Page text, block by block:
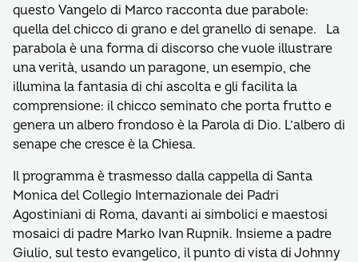
questo Vangelo di Marco racconta due parabole:
quella del chicco di grano e del granello di senape. La
parabola è una forma di discorso che vuole illustrare
una verità, usando un paragone, un esempio, che
illumina la fantasia di chi ascolta e gli facilita la
comprensione: il chicco seminato che porta frutto e
genera un albero frondoso è la Parola di Dio. L’albero di
senape che cresce è la Chiesa.
Il programma è trasmesso dalla cappella di Santa
Monica del Collegio Internazionale dei Padri
Agostiniani di Roma, davanti ai simbolici e maestosi
mosaici di padre Marko Ivan Rupnik. Insieme a padre
Giulio, sul testo evangelico, il punto di vista di Johnny